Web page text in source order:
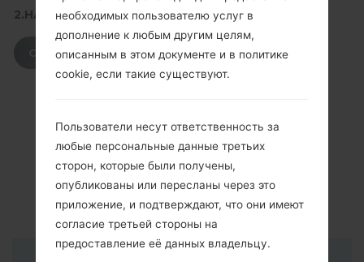
2.НАЖМИТЕ, ЧТОБЫ СКАЧАТЬ
СКАЧАТЬ
необходимых пользователю услуг в
дополнение к любым другим целям,
описанным в этом документе и в политике
cookie, если такие существуют.
Пользователи несут ответственность за
любые персональные данные третьих
сторон, которые были получены,
опубликованы или пересланы через это
приложение, и подтверждают, что они имеют
согласие третьей стороны на
предоставление её данных владельцу.